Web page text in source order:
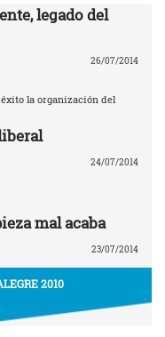
legado del
26/07/2014
la organización del
24/07/2014
mal acaba
23/07/2014
2010